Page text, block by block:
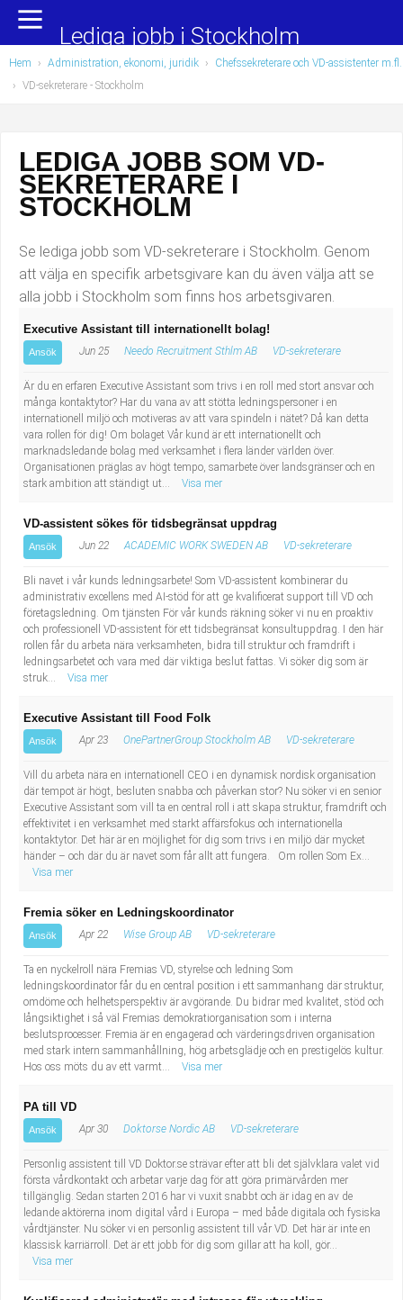
Yrkesområden
Administration, ekonomi, juridik
Chefer och verksamhetsledare
Data/IT
Försäljning, inköp, marknadsföring
Hantverksyrken
Hotell, restaurang, storhushåll
Industriell tillverkning
Installation, drift, underhåll
Kultur, media, design
Militärt arbete
Naturbruk
Naturvetenskapligt arbete
Pedagogiskt arbete
Sanering och renhållning
Socialt arbete
Säkerhetsarbete
Tekniskt arbete
Transport
Populära jobb
Undersköterska, hemtjänst och äldreboende
Barnskötare
Lärare i förskola/Förskollärare
Lagerarbetare
Bussförare/Busschaufför
Elevassistent
Behandlingsassistent/Socialpedagog
Tandsköterska
Tidningsbud/Tidningsdistributör
Lärare i fritidshem/Fritidspedagog
Taxiförare/Taxichaufför
Läkarsekreterare/Vårdadmin/Medicinsk
sekreterare
Lastbilsförare m.fl.
Fastighetsskötare
Informatör/Kommunikatör
Brevbärare
Sjuksköterska, grundutbildad
Kock, storhushåll
Undersköterska, vård- o specialavd. o mottagning
Administrativ assistent
Lärare i gymnasiet
Lediga jobb i Stockholm
Hem › Administration, ekonomi, juridik ›
Chefssekreterare och VD-assistenter m.fl.
› VD-sekreterare - Stockholm
LEDIGA JOBB SOM VD-
SEKRETERARE I
STOCKHOLM
Se lediga jobb som VD-sekreterare i Stockholm. Genom
att välja en specifik arbetsgivare kan du även välja att se
alla jobb i Stockholm som finns hos arbetsgivaren.
Executive Assistant till internationellt bolag!
Ansök Jun 25 Needo Recruitment Sthlm AB VD-sekreterare
Är du en erfaren Executive Assistant som trivs i en roll med stort ansvar och
många kontaktytor? Har du vana av att stötta ledningspersoner i en
internationell miljö och motiveras av att vara spindeln i nätet? Då kan detta
vara rollen för dig! Om bolaget Vår kund är ett internationellt och
marknadsledande bolag med verksamhet i flera länder världen över.
Organisationen präglas av högt tempo, samarbete över landsgränser och en
stark ambition att ständigt ut...
Visa mer
VD-assistent sökes för tidsbegränsat uppdrag
Ansök Jun 22 ACADEMIC WORK SWEDEN AB VD-sekreterare
Bli navet i vår kunds ledningsarbete! Som VD-assistent kombinerar du
administrativ excellens med AI-stöd för att ge kvalificerat support till VD och
företagsledning. Om tjänsten För vår kunds räkning söker vi nu en proaktiv
och professionell VD-assistent för ett tidsbegränsat konsultuppdrag. I den här
rollen får du arbeta nära verksamheten, bidra till struktur och framdrift i
ledningsarbetet och vara med där viktiga beslut fattas. Vi söker dig som är
struk...
Visa mer
Executive Assistant till Food Folk
Ansök Apr 23 OnePartnerGroup Stockholm AB VD-sekreterare
Vill du arbeta nära en internationell CEO i en dynamisk nordisk organisation
där tempot är högt, besluten snabba och påverkan stor? Nu söker vi en senior
Executive Assistant som vill ta en central roll i att skapa struktur, framdrift och
effektivitet i en verksamhet med starkt affärsfokus och internationella
kontaktytor. Det här är en möjlighet för dig som trivs i en miljö där mycket
händer – och där du är navet som får allt att fungera. Om rollen Som Ex...
Visa mer
Fremia söker en Ledningskoordinator
Ansök Apr 22 Wise Group AB VD-sekreterare
Ta en nyckelroll nära Fremias VD, styrelse och ledning Som
ledningskoordinator får du en central position i ett sammanhang där struktur,
omdöme och helhetsperspektiv är avgörande. Du bidrar med kvalitet, stöd och
långsiktighet i så väl Fremias demokratiorganisation som i interna
beslutsprocesser. Fremia är en engagerad och värderingsdriven organisation
med stark intern sammanhållning, hög arbetsglädje och en prestigelös kultur.
Hos oss möts du av ett varmt...
Visa mer
PA till VD
Ansök Apr 30 Doktorse Nordic AB VD-sekreterare
Personlig assistent till VD Doktor.se strävar efter att bli det självklara valet vid
första vårdkontakt och arbetar varje dag för att göra primärvården mer
tillgänglig. Sedan starten 2016 har vi vuxit snabbt och är idag en av de
ledande aktörerna inom digital vård i Europa – med både digitala och fysiska
vårdtjänster. Nu söker vi en personlig assistent till vår VD. Det här är inte en
klassisk karriärroll. Det är ett jobb för dig som gillar att ha koll, gör...
Visa mer